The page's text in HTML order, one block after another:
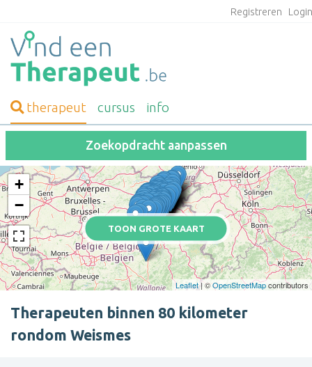
Registreren
therapeut cursus info
Zoekopdracht aanpassen
TOON GROTE KAART
+
−
Leaflet| ©OpenStreetMapcontributors
Therapeuten binnen 80 kilometer
rondom Weismes